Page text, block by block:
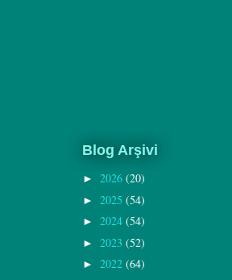
Blog Arşivi
► 2026 (20)
► 2025 (54)
► 2024 (54)
► 2023 (52)
► 2022 (64)